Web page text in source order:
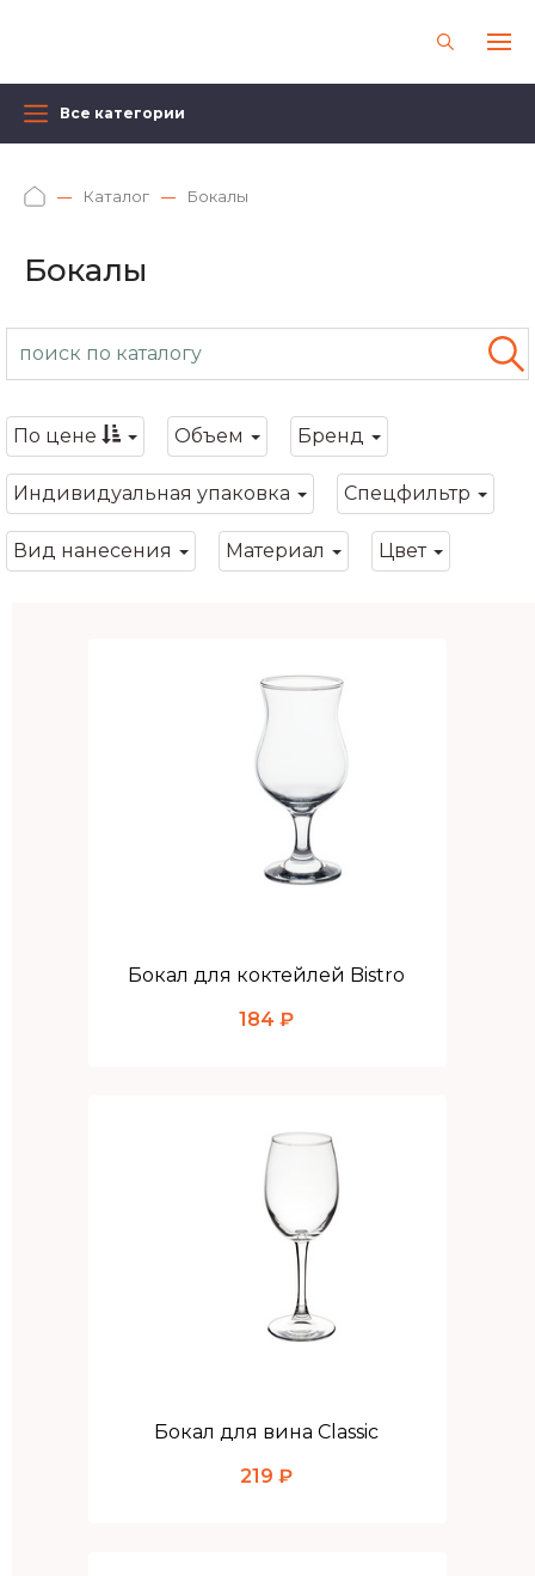
Все категории
Каталог Бокалы
Бокалы
По цене Объем Бренд
Индивидуальная упаковка Спецфильтр
Вид нанесения Материал Цвет
Бокал для коктейлей Bistro
184 ₽
Бокал для вина Classic
219 ₽